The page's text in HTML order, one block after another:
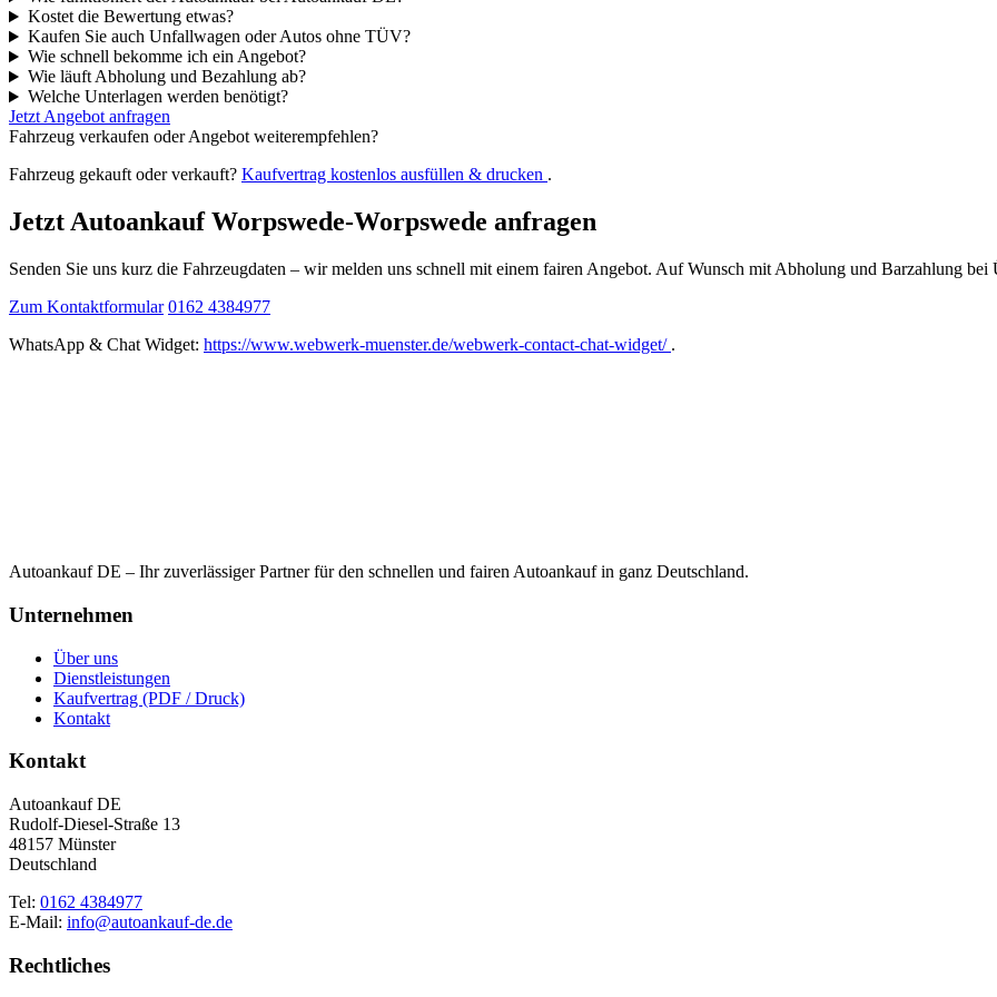
Kostet die Bewertung etwas?
Kaufen Sie auch Unfallwagen oder Autos ohne TÜV?
Wie schnell bekomme ich ein Angebot?
Wie läuft Abholung und Bezahlung ab?
Welche Unterlagen werden benötigt?
Jetzt Angebot anfragen
Fahrzeug verkaufen oder Angebot weiterempfehlen?
Fahrzeug gekauft oder verkauft? Kaufvertrag kostenlos ausfüllen & drucken .
Jetzt Autoankauf Worpswede-Worpswede anfragen
Senden Sie uns kurz die Fahrzeugdaten – wir melden uns schnell mit einem fairen Angebot. Auf Wunsch mit Abholung und Barzahlung bei
Zum Kontaktformular 0162 4384977
WhatsApp & Chat Widget: https://www.webwerk-muenster.de/webwerk-contact-chat-widget/ .
Autoankauf DE – Ihr zuverlässiger Partner für den schnellen und fairen Autoankauf in ganz Deutschland.
Unternehmen
Über uns
Dienstleistungen
Kaufvertrag (PDF / Druck)
Kontakt
Kontakt
Autoankauf DE
Rudolf-Diesel-Straße 13
48157 Münster
Deutschland
Tel: 0162 4384977
E-Mail: info@autoankauf-de.de
Rechtliches